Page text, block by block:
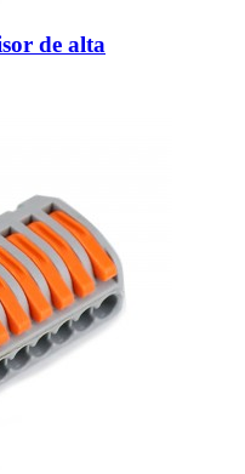
de alta